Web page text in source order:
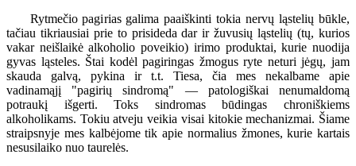
Rytmečio pagirias galima paaiškinti tokia nervų ląstelių būkle,
tačiau tikriausiai prie to prisideda dar ir žuvusių ląstelių (tų, kurios
vakar neišlaikė alkoholio poveikio) irimo produktai, kurie nuodija
gyvas ląsteles. Štai kodėl pagiringas žmogus ryte neturi jėgų, jam
skauda galvą, pykina ir t.t. Tiesa, čia mes nekalbame apie
vadinamąjį "pagirių sindromą" — patologiškai nenumaldomą
potraukį išgerti. Toks sindromas būdingas chroniškiems
alkoholikams. Tokiu atveju veikia visai kitokie mechanizmai. Šiame
straipsnyje mes kalbėjome tik apie normalius žmones, kurie kartais
nesusilaiko nuo taurelės.